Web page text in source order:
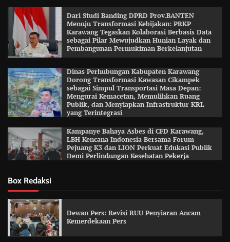
Dari Studi Banding DPRD Prov.BANTEN
Menuju Transformasi Kebijakan: PRKP
Karawang Tegaskan Kolaborasi Berbasis Data
sebagai Pilar Mewujudkan Hunian Layak dan
Pembangunan Permukiman Berkelanjutan
Dinas Perhubungan Kabupaten Karawang
Dorong Transformasi Kawasan Cikampek
sebagai Simpul Transportasi Masa Depan:
Mengurai Kemacetan, Memulihkan Ruang
Publik, dan Menyiapkan Infrastruktur KRL
yang Terintegrasi
Kampanye Bahaya Asbes di CFD Karawang,
LBH Kencana Indonesia Bersama Forum
Pejuang K3 dan LION Perkuat Edukasi Publik
Demi Perlindungan Kesehatan Pekerja
Box Redaksi
Dewan Pers: Revisi RUU Penyiaran Ancam
Kemerdekaan Pers